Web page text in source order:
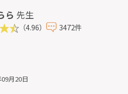
ら 先生
（4.96） 3472件
09月20日